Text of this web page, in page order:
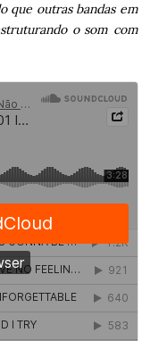
que outras bandas em
o som com